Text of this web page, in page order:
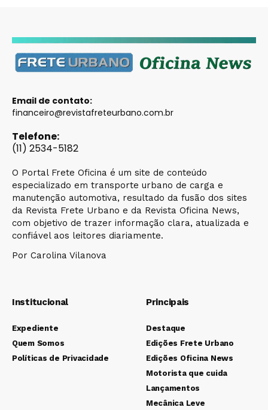
Email de contato:
financeiro@revistafreteurbano.com.br
Telefone:
(11) 2534-5182
O Portal Frete Oficina é um site de conteúdo
especializado em transporte urbano de carga e
manutenção automotiva, resultado da fusão dos sites
da Revista Frete Urbano e da Revista Oficina News,
com objetivo de trazer informação clara, atualizada e
confiável aos leitores diariamente.
Por Carolina Vilanova
Institucional
Expediente
Quem Somos
Políticas de Privacidade
Principais
Destaque
Edições Frete Urbano
Edições Oficina News
Motorista que cuida
Lançamentos
Mecânica Leve